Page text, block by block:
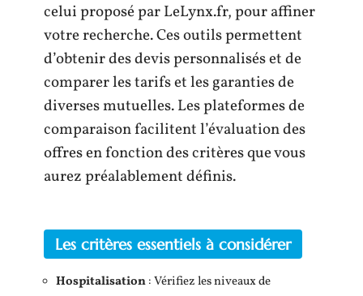
celui proposé par LeLynx.fr, pour affiner
votre recherche. Ces outils permettent
d’obtenir des devis personnalisés et de
comparer les tarifs et les garanties de
diverses mutuelles. Les plateformes de
comparaison facilitent l’évaluation des
offres en fonction des critères que vous
aurez préalablement définis.
Les critères essentiels à considérer
Hospitalisation: Vérifiez les niveaux de